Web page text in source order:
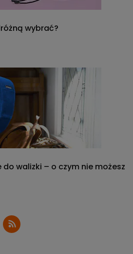
wybrać?
walizki – o czym nie możesz